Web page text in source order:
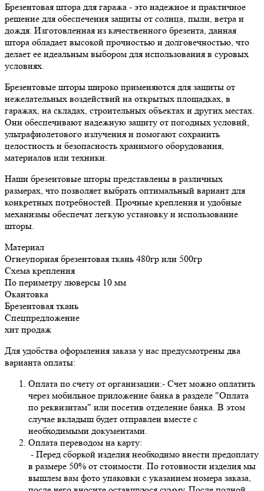
Брезентовая штора для гаража - это надежное и практичное
решение для обеспечения защиты от солнца, пыли, ветра и
дождя. Изготовленная из качественного брезента, данная
штора обладает высокой прочностью и долговечностью, что
делает ее идеальным выбором для использования в суровых
условиях.
Брезентовые шторы широко применяются для защиты от
нежелательных воздействий на открытых площадках, в
гаражах, на складах, строительных объектах и других местах.
Они обеспечивают надежную защиту от погодных условий,
ультрафиолетового излучения и помогают сохранить
целостность и безопасность хранимого оборудования,
материалов или техники.
Наши брезентовые шторы представлены в различных
размерах, что позволяет выбрать оптимальный вариант для
конкретных потребностей. Прочные крепления и удобные
механизмы обеспечат легкую установку и использование
шторы.
Материал
Огнеупорная брезентовая ткань 480гр или 500гр
Схема крепления
По периметру люверсы 10 мм
Окантовка
Брезентовая ткань
Спецпредложение
хит продаж
Для удобства оформления заказа у нас предусмотрены два
варианта оплаты:
Оплата по счету от организации:- Счет можно оплатить
через мобильное приложение банка в разделе "Оплата
по реквизитам" или посетив отделение банка. В этом
случае вкладыш будет отправлен вместе с
необходимыми документами.
Оплата переводом на карту:
- Перед сборкой изделия необходимо внести предоплату
в размере 50% от стоимости. По готовности изделия мы
вышлем вам фото упаковки с указанием номера заказа,